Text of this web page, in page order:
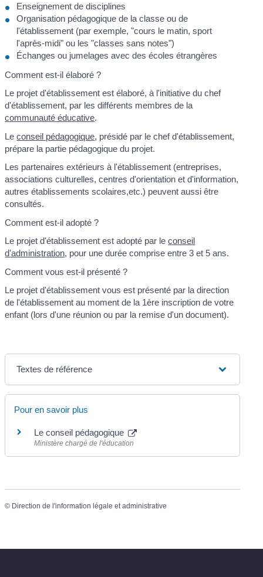
Enseignement de disciplines
Organisation pédagogique de la classe ou de
l'établissement (par exemple, "cours le matin, sport
l'après-midi" ou les "classes sans notes")
Échanges ou jumelages avec des écoles étrangères
Comment est-il élaboré ?
Le projet d'établissement est élaboré, à l'initiative du chef
d'établissement, par les différents membres de la
communauté éducative.
Leconseil pédagogique, présidé par le chef d'établissement,
prépare la partie pédagogique du projet.
Les partenaires extérieurs à l'établissement (entreprises,
associations culturelles, centres d'orientation et d'information,
autres établissements scolaires,etc.) peuvent aussi être
consultés.
Comment est-il adopté ?
Le projet d'établissement est adopté par leconseil
d'administration, pour une durée comprise entre 3 et 5 ans.
Comment vous est-il présenté ?
Le projet d'établissement vous est présenté par la direction
de l'établissement au moment de la 1ère inscription de votre
enfant (lors d'une réunion ou par la remise d'un document).
Textes de référence
Pour en savoir plus
Le conseil pédagogique
Ministère chargé de l'éducation
© Direction de l'information légale et administrative